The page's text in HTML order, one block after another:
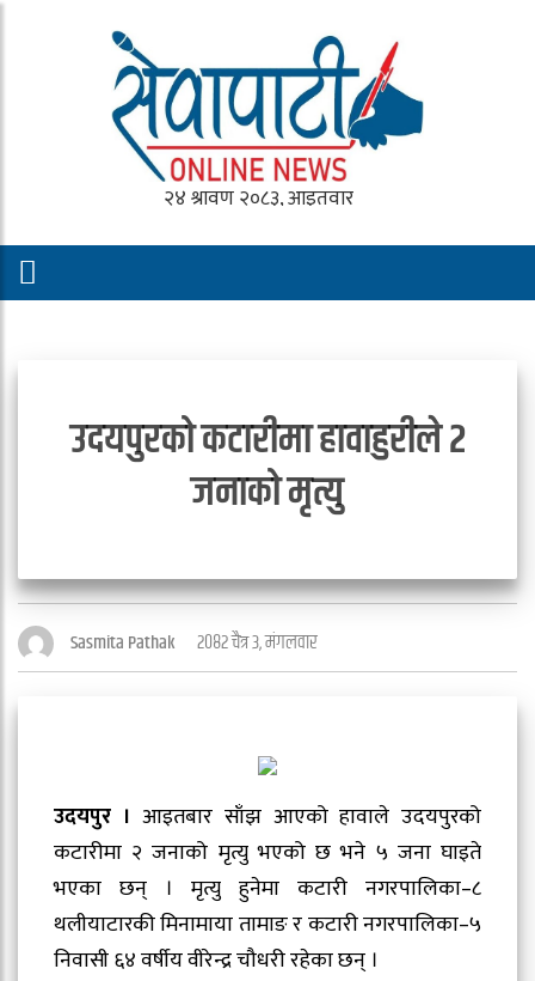
उदयपुरको कटारीमा हावाहुरीले २
जनाको मृत्यु
Sasmita Pathak २०८२ चैत्र ३, मंगलवार
उदयपुर । आइतबार साँझ आएको हावाले उदयपुरको
कटारीमा २ जनाको मृत्यु भएको छ भने ५ जना घाइते
भएका छन् । मृत्यु हुनेमा कटारी नगरपालिका–८
थलीयाटारकी मिनामाया तामाङ र कटारी नगरपालिका–५
निवासी ६४ वर्षीय वीरेन्द्र चौधरी रहेका छन् ।